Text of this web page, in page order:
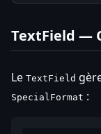
TextField —
Le TextField
SpecialFormat :